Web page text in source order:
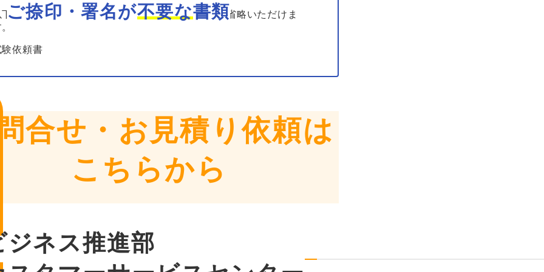
ご捺印・署名が不要な書類
下の書類は、ご提出の際にご捺印またはご署名を省略いただけま
験依頼書
合せ・お見積り依頼は
こちらから
ジネス推進部